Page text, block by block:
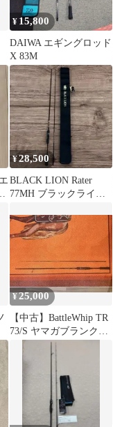
¥ 15,800
DAIWA エギングロッド
X 83M
¥28,500
BLACK LION Rater
77MH ブラックライオ
¥25,000
【中古】BattleWhip TR
73/S ヤマガブランク
ス バトルウィップ